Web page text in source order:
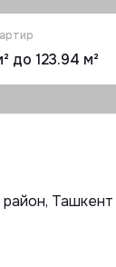
до 123.94 м²
Ташкент